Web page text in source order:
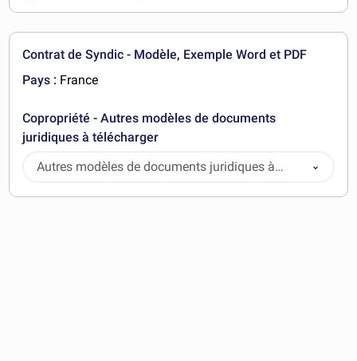
Contrat de Syndic - Modèle, Exemple Word et PDF
Pays : France
Copropriété - Autres modèles de documents
juridiques à télécharger
Autres modèles de documents juridiques à
télécharger